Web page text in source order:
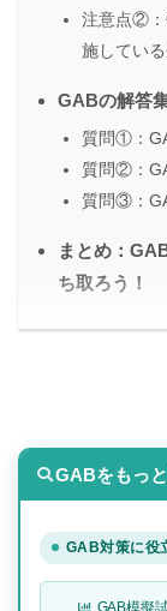
注意点②：
施してい
GABの解答
質問①：
質問②：
質問③：
まとめ：
ち取ろう！
GABをもっ
GAB対策に役
GAB模擬